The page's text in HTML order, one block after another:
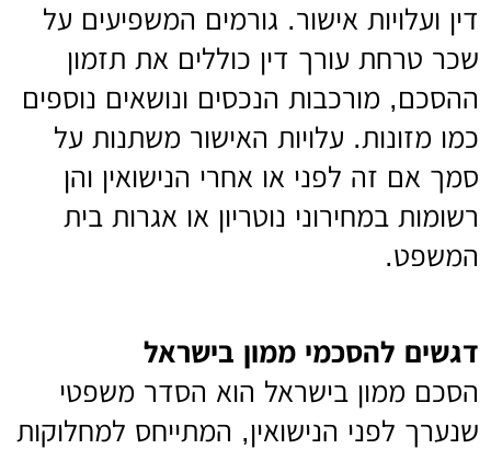
דין ועלויות אישור. גורמים המשפיעים על
שכר טרחת עורך דין כוללים את תזמון
ההסכם, מורכבות הנכסים ונושאים נוספים
כמו מזונות. עלויות האישור משתנות על
סמך אם זה לפני או אחרי הנישואין והן
רשומות במחירוני נוטריון או אגרות בית
המשפט.
דגשים להסכמי ממון בישראל
הסכם ממון בישראל הוא הסדר משפטי
שנערך לפני הנישואין, המתייחס למחלוקות